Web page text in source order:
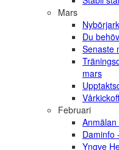
Mars
Du
Senaste
mars
Februari
Daminfo
Yngve